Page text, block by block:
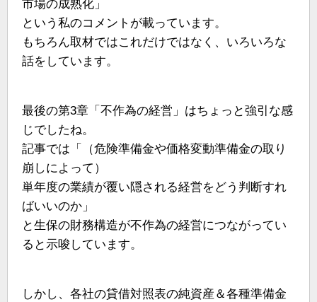
市場の成熟化」
という私のコメントが載っています。
もちろん取材ではこれだけではなく、いろいろな
話をしています。
最後の第3章「不作為の経営」はちょっと強引な感
じでしたね。
記事では「（危険準備金や価格変動準備金の取り
崩しによって）
単年度の業績が覆い隠される経営をどう判断すれ
ばいいのか」
と生保の財務構造が不作為の経営につながってい
ると示唆しています。
しかし、各社の貸借対照表の純資産＆各種準備金